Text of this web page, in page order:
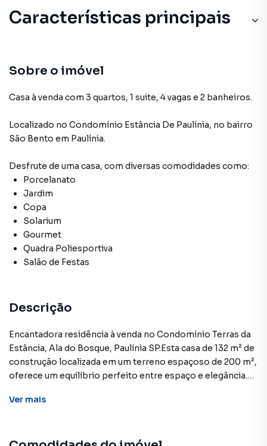
Características principais
Sobre o imóvel
Casa à venda com 3 quartos, 1 suite, 4 vagas e 2 banheiros.
Localizado no Condomínio Estância De Paulínia, no bairro
São Bento em Paulínia.
Desfrute de uma casa, com diversas comodidades como:
Porcelanato
Jardim
Copa
Solarium
Gourmet
Quadra Poliesportiva
Salão de Festas
Descrição
Encantadora residência à venda no Condomínio Terras da
Estância, Ala do Bosque, Paulínia SP.Esta casa de 132 m² de
construção localizada em um terreno espaçoso de 200 m²,
oferece um equilíbrio perfeito entre espaço e elegância.
capacidade para dois carros, proporcionando segurança e
Ver mais